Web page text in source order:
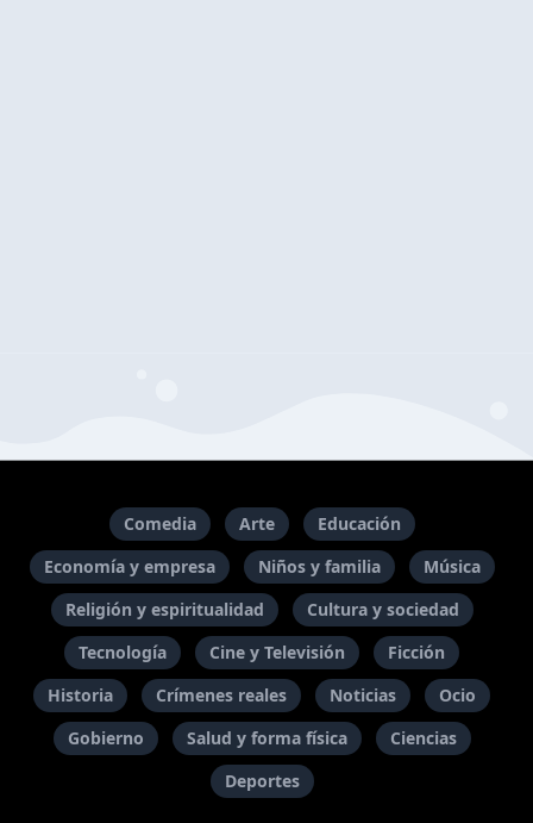
Comedia Arte
Educación
Economía y empresa
Niños y familia
Música
Religión y espiritualidad
Cultura y sociedad
Tecnología
Cine y Televisión
Ficción
Historia
Crímenes reales Noticias
Ocio
Gobierno
Salud y forma física
Ciencias
Deportes